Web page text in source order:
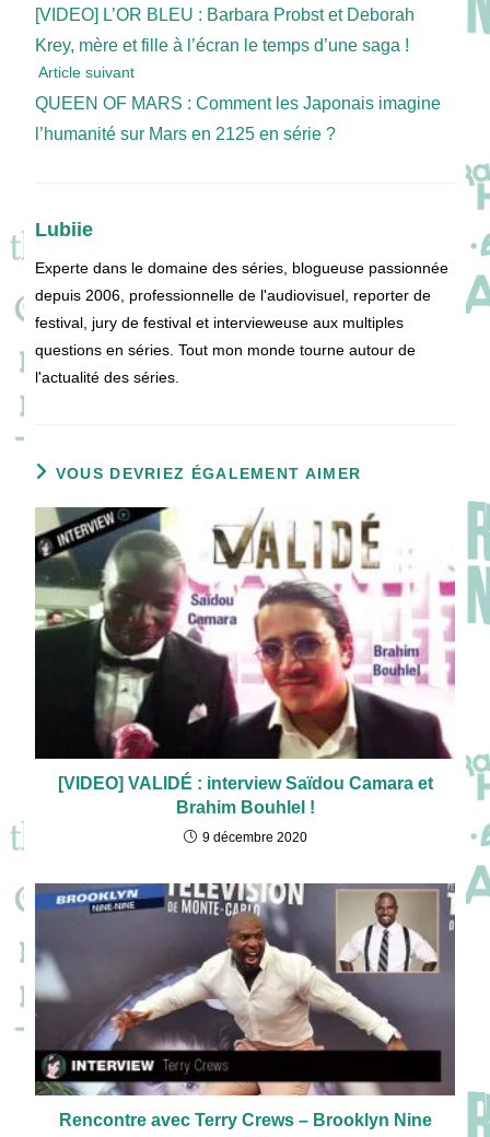
articles
[VIDEO] L’OR BLEU : Barbara Probst et Deborah
Krey, mère et fille à l’écran le temps d’une saga !
Article suivant
QUEEN OF MARS : Comment les Japonais imagine
l’humanité sur Mars en 2125 en série ?
Lubiie
Experte dans le domaine des séries, blogueuse passionnée
depuis 2006, professionnelle de l'audiovisuel, reporter de
festival, jury de festival et intervieweuse aux multiples
questions en séries. Tout mon monde tourne autour de
l'actualité des séries.
VOUS DEVRIEZ ÉGALEMENT AIMER
[VIDEO] VALIDÉ : interview Saïdou Camara et
Brahim Bouhlel !
9 décembre 2020
Rencontre avec Terry Crews – Brooklyn Nine